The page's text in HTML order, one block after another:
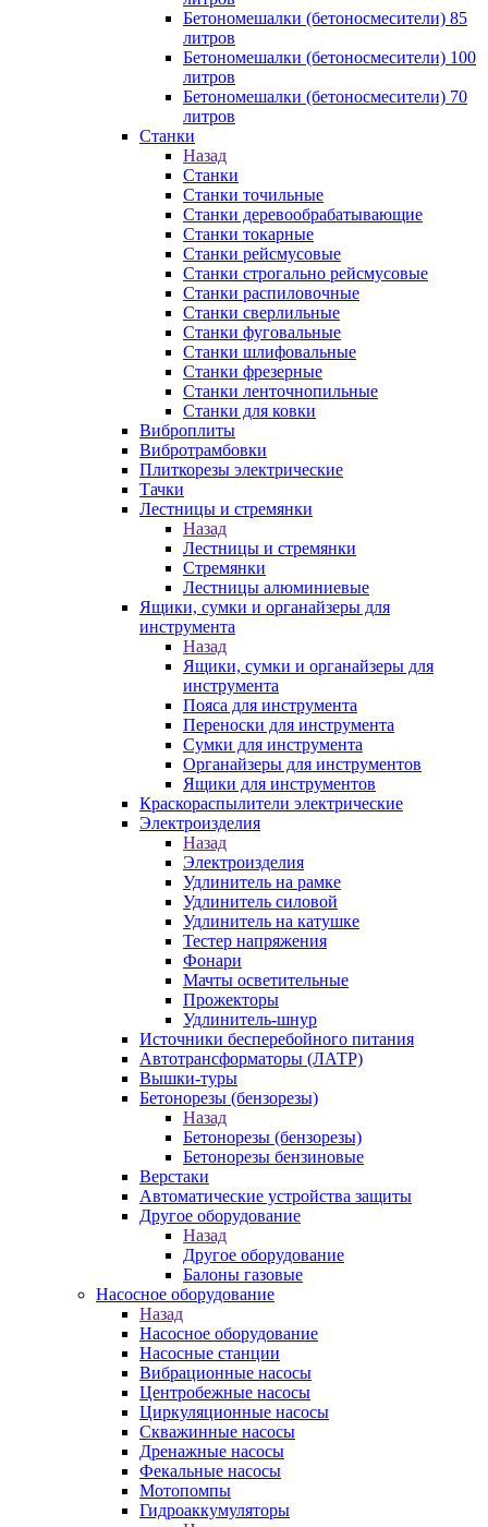
Бетономешалки (бетоносмесители) 85
литров
Бетономешалки (бетоносмесители) 100
литров
Бетономешалки (бетоносмесители) 70
литров
Станки
Назад
Станки
Станки точильные
Станки деревообрабатывающие
Станки токарные
Станки рейсмусовые
Станки строгально рейсмусовые
Станки распиловочные
Станки сверлильные
Станки фуговальные
Станки шлифовальные
Станки фрезерные
Станки ленточнопильные
Станки для ковки
Виброплиты
Вибротрамбовки
Плиткорезы электрические
Тачки
Лестницы и стремянки
Назад
Лестницы и стремянки
Стремянки
Лестницы алюминиевые
Ящики, сумки и органайзеры для
инструмента
Назад
Ящики, сумки и органайзеры для
инструмента
Пояса для инструмента
Переноски для инструмента
Сумки для инструмента
Органайзеры для инструментов
Ящики для инструментов
Краскораспылители электрические
Электроизделия
Назад
Электроизделия
Удлинитель на рамке
Удлинитель силовой
Удлинитель на катушке
Тестер напряжения
Фонари
Мачты осветительные
Прожекторы
Удлинитель-шнур
Источники бесперебойного питания
Автотрансформаторы (ЛАТР)
Вышки-туры
Бетонорезы (бензорезы)
Назад
Бетонорезы (бензорезы)
Бетонорезы бензиновые
Верстаки
Автоматические устройства защиты
Другое оборудование
Назад
Другое оборудование
Балоны газовые
Насосное оборудование
Назад
Насосное оборудование
Насосные станции
Вибрационные насосы
Центробежные насосы
Циркуляционные насосы
Скважинные насосы
Дренажные насосы
Фекальные насосы
Мотопомпы
Гидроаккумуляторы